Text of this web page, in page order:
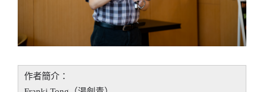
作者簡介：